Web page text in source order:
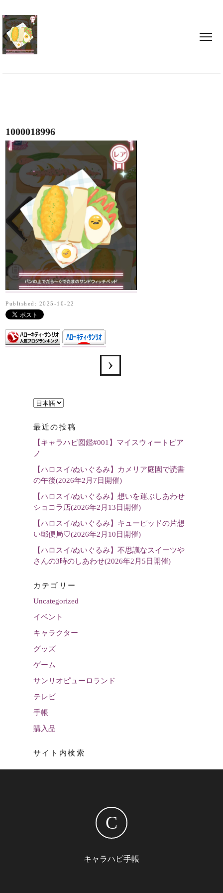
1000018996
Published: 2025-10-22
言
を
選
最近の投稿
【キャラハピ図鑑#001】マイスウィートピア
ノ
【ハロスイ/ぬいぐるみ】カメリア庭園で読書
の午後(2026年2月7日開催)
【ハロスイ/ぬいぐるみ】想いを運ぶしあわせ
ショコラ店(2026年2月13日開催)
【ハロスイ/ぬいぐるみ】キューピッドの片想
い郵便局♡(2026年2月10日開催)
【ハロスイ/ぬいぐるみ】不思議なスイーツや
さんの3時のしあわせ(2026年2月5日開催)
カテゴリー
Uncategorized
イベント
キャラクター
グッズ
ゲーム
サンリオピューロランド
テレビ
手帳
購入品
サイト内検索
C
キャラハピ手帳